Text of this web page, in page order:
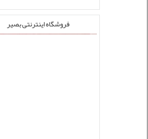
فروشگاه اینترنتی بصیر